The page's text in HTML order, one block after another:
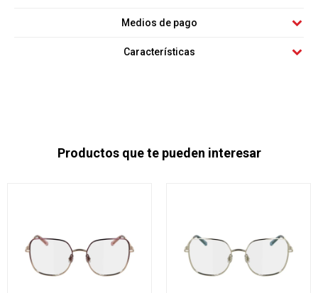
Medios de pago
Características
Productos que te pueden interesar